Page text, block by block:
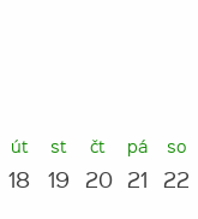
út
18
st
19
čt
20
pá
21
so
22